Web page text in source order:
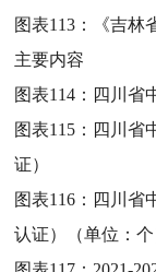
图表113：
《吉
主要内容
图表114： 四川省
图表115： 四川省
证）
图表116： 四川省
认证）（单位：个